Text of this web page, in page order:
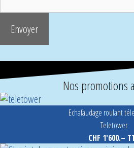
Nos promotions
Echafaudage roulant
Teletower
CHF 1'600.–